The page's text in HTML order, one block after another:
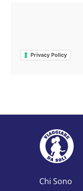
Privacy Policy
Chi Sono